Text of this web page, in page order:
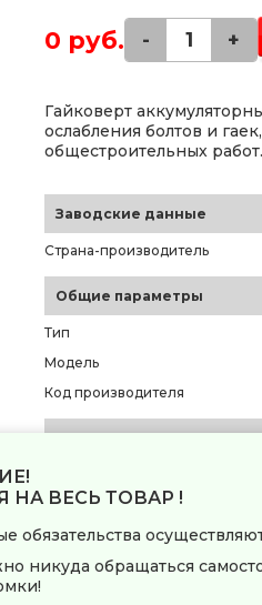
0 руб. - +
Гайковерт
ослабления болтов и
общестроительных работ.
Заводские данные
Страна-производитель
Общие параметры
Тип
Модель
Код производителя
Технические
Конструкция
Тип двигателя
Тип патрона
НА ВЕСЬ ТОВАР !
обязательства
никуда обращаться